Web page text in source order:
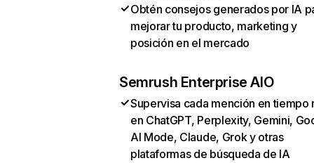
Obtén consejos generados por IA
mejorar tu producto, marketing y
posición en el mercado
Semrush Enterprise AIO
Supervisa cada mención en tiempo
en ChatGPT, Perplexity, Gemini,
AI Mode, Claude, Grok y otras
plataformas de búsqueda de IA